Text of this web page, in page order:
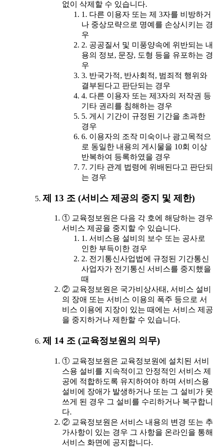
없이 삭제할 수 있습니다.
1. 다른 이용자 또는 제 3자를 비방하거
나 중상모략으로 명예를 손상시키는 경
우
2. 공공질서 및 미풍양속에 위반되는 내
용의 정보, 문장, 도형 등을 유포하는 경
우
3. 반국가적, 반사회적, 범죄적 행위와
결부된다고 판단되는 경우
4. 다른 이용자 또는 제3자의 저작권 등
기타 권리를 침해하는 경우
5. 게시 기간이 규정된 기간을 초과한
경우
6. 이용자의 조작 미숙이나 광고목적으
로 동일한 내용의 게시물을 10회 이상
반복하여 등록하였을 경우
7. 기타 관계 법령에 위배된다고 판단되
는 경우
제 13 조 (서비스 제공의 중지 및 제한)
① 교육정보원은 다음 각 호에 해당하는 경우
서비스 제공을 중지할 수 있습니다.
1. 서비스용 설비의 보수 또는 공사로
인한 부득이한 경우
2. 전기통신사업법에 규정된 기간통신
사업자가 전기통신 서비스를 중지했을
때
② 교육정보원은 국가비상사태, 서비스 설비
의 장애 또는 서비스 이용의 폭주 등으로 서
비스 이용에 지장이 있는 때에는 서비스 제공
을 중지하거나 제한할 수 있습니다.
제 14 조 (교육정보원의 의무)
① 교육정보원은 교육정보원에 설치된 서비
스용 설비를 지속적이고 안정적인 서비스 제
공에 적합하도록 유지하여야 하며 서비스용
설비에 장애가 발생하거나 또는 그 설비가 못
쓰게 된 경우 그 설비를 수리하거나 복구합니
다.
② 교육정보원은 서비스 내용의 변경 또는 추
가사항이 있는 경우 그 사항을 온라인을 통해
서비스 화면에 공지합니다.